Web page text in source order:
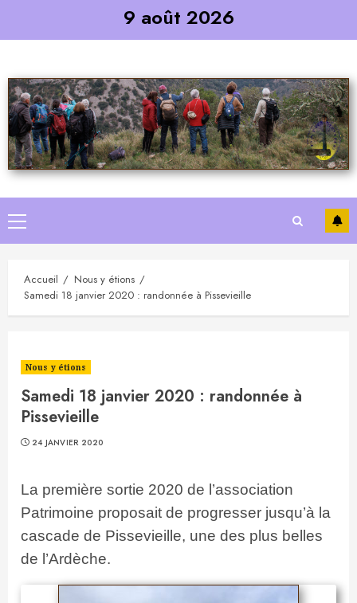
9 août 2026
Primary
Menu
Accueil
Nous y étions
Samedi 18 janvier 2020 : randonnée à Pissevieille
Nous y étions
Samedi 18 janvier 2020 : randonnée à
Pissevieille
24 JANVIER 2020
La première sortie 2020 de l’association
Patrimoine proposait de progresser jusqu’à la
cascade de Pissevieille, une des plus belles
de l’Ardèche.